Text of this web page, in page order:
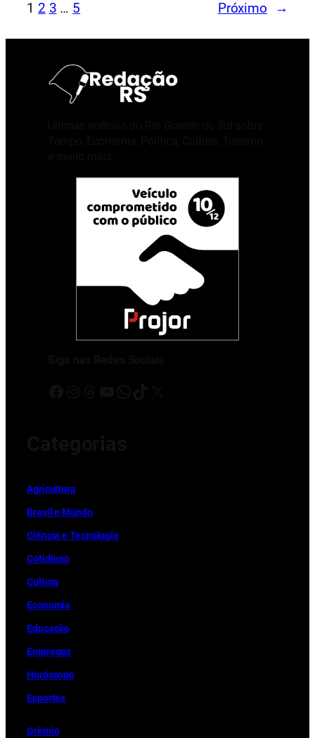
1 2 3 … 5 Próximo →
Agricultura
Brasil e Mundo
Ciência e Tecnologia
Cotidiano
Cultura
Economia
Educação
Empregos
Horóscopo
Esportes
Grêmio